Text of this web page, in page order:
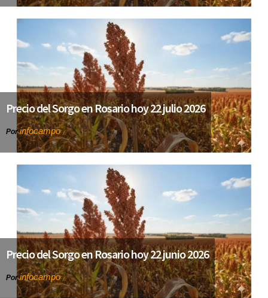
Precio del Sorgo en Rosario hoy 22 julio 2026
Porinfocampo
Precio del Sorgo en Rosario hoy 22 junio 2026
Porinfocampo